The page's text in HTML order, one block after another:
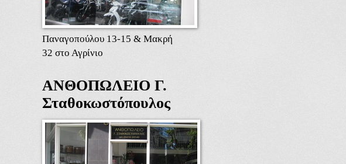
Παναγοπούλου 13-15 & Μακρή
32 στο Αγρίνιο
ΑΝΘΟΠΩΛΕΙΟ Γ.
Σταθοκωστόπουλος